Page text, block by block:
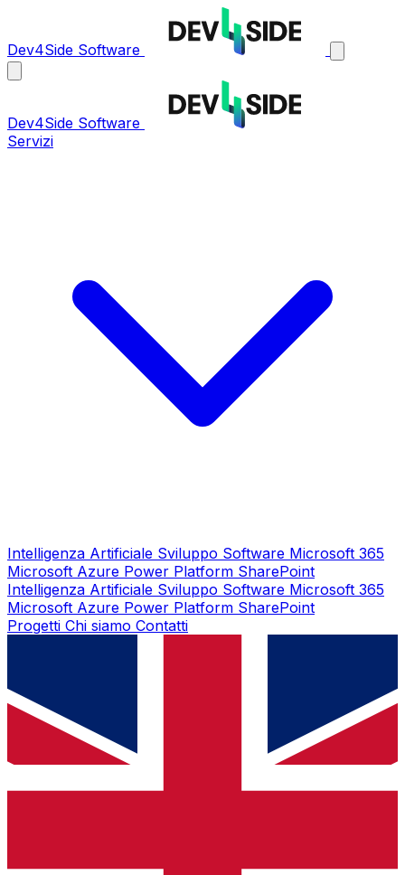
Dev4Side Software
Dev4Side Software
Servizi
Intelligenza Artificiale Sviluppo Software Microsoft 365
Microsoft Azure Power Platform SharePoint
Intelligenza Artificiale Sviluppo Software Microsoft 365
Microsoft Azure Power Platform SharePoint
Progetti Chi siamo Contatti